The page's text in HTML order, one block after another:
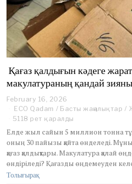
Қағаз қалдығын кәдеге
макулатураның қандай
February 16, 2026
e
b
u
a
r
y
ECO Qadam / Басты жаңалықтар /
5118 рет қаралды
Елде жыл сайын 5 миллион тонна
оның 30 пайызы қайта өнделеді.
қағаз қалдықтары. Макулатура қалай
өндіріледі? Қағазды өңдемеуден
Толығырақ